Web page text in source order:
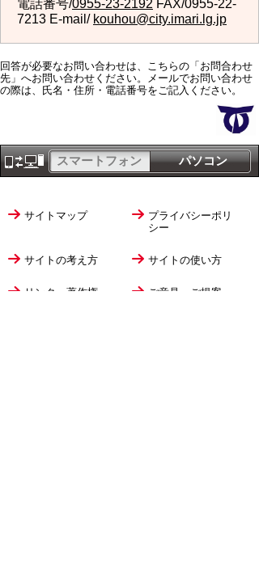
電話番号/0955-23-2192 FAX/0955-22-
7213 E-mail/ kouhou@city.imari.lg.jp
回答が必要なお問い合わせは、こちらの「お問合わせ
先」へお問い合わせください。メールでお問い合わせ
の際は、氏名・住所・電話番号をご記入ください。
パソコン
スマートフォン
サイトマップ
プライバシーポリ
シー
サイトの考え方 サイトの使い方
リンク・著作権 ご意見・ご提案